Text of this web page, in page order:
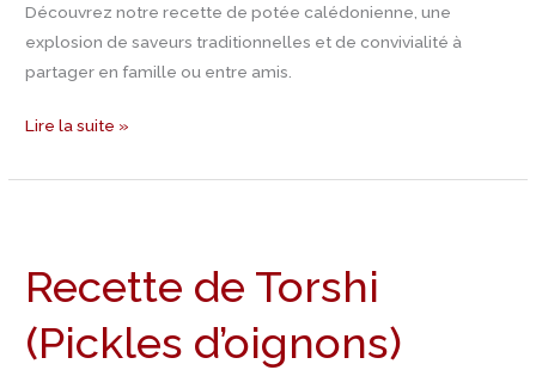
Découvrez notre recette de potée calédonienne, une
explosion de saveurs traditionnelles et de convivialité à
partager en famille ou entre amis.
Lire la suite »
Recette de Torshi
(Pickles d’oignons)
Torshi
(Pickles
d’oignons)